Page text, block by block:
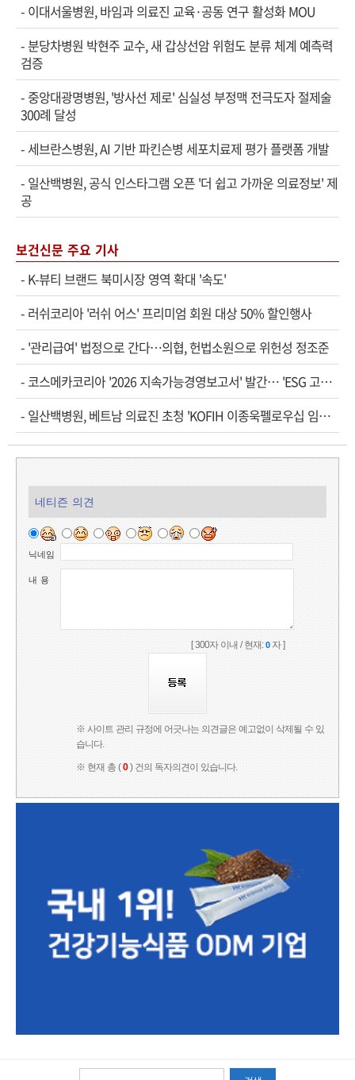
- 이대서울병원, 바임과 의료진 교육·공동 연구 활성화 MOU
-분당차병원 박현주 교수, 새 갑상선암 위험도 분류 체계 예측력
검증
-중앙대광명병원, '방사선 제로' 심실성 부정맥 전극도자 절제술
300례 달성
- 세브란스병원, AI 기반 파킨슨병 세포치료제 평가 플랫폼 개발
- 일산백병원, 공식 인스타그램 오픈 '더 쉽고 가까운 의료정보' 제
공
보건신문 주요 기사
- K-뷰티 브랜드 북미시장 영역 확대 '속도'
- 러쉬코리아 '러쉬 어스' 프리미엄 회원 대상 50% 할인행사
- '관리급여' 법정으로 간다…의협, 헌법소원으로 위헌성 정조준
- 코스메카코리아 '2026 지속가능경영보고서' 발간… 'ESG 고도화' 속도
- 일산백병원, 베트남 의료진 초청 'KOFIH 이종욱펠로우십 임상연수' 시작
네티즌 의견
닉네임
내 용
[ 300자 이내 / 현재:0자 ]
※ 사이트 관리 규정에 어긋나는 의견글은 예고없이 삭제될 수 있
습니다.
※ 현재 총 (0) 건의 독자의견이 있습니다.